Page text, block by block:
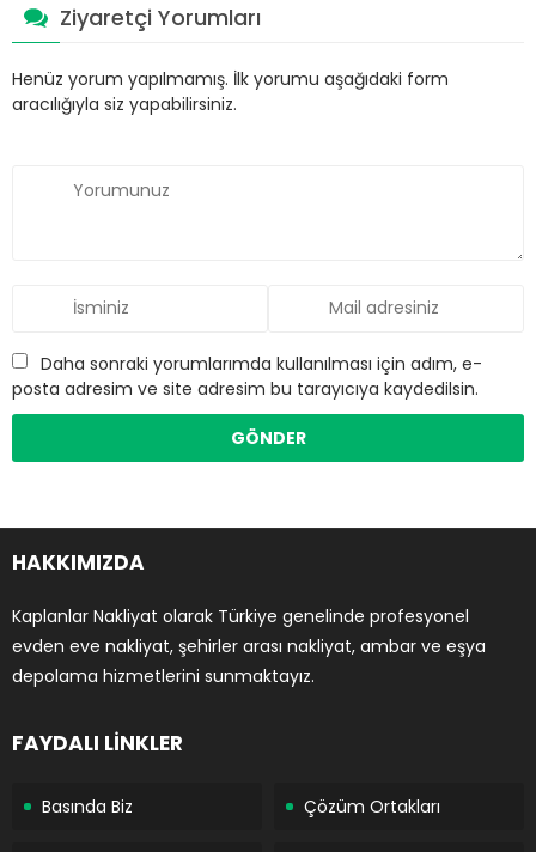
Ziyaretçi Yorumları
Henüz yorum yapılmamış. İlk yorumu aşağıdaki form
aracılığıyla siz yapabilirsiniz.
Daha sonraki yorumlarımda kullanılması için adım, e-
posta adresim ve site adresim bu tarayıcıya kaydedilsin.
HAKKIMIZDA
Kaplanlar Nakliyat olarak Türkiye genelinde profesyonel
evden eve nakliyat, şehirler arası nakliyat, ambar ve eşya
depolama hizmetlerini sunmaktayız.
FAYDALI LİNKLER
Basında Biz Çözüm Ortakları